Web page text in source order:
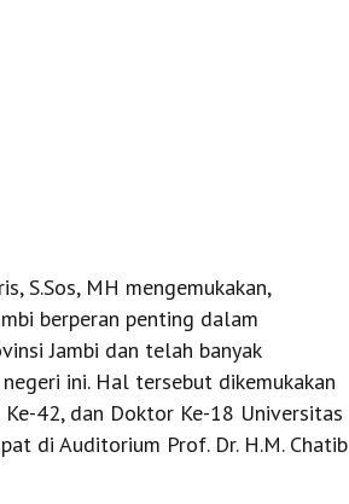
S.Sos, MH mengemukakan,
berperan penting dalam
Jambi dan telah banyak
ini. Hal tersebut dikemukakan
42, dan Doktor Ke-18 Universitas
di Auditorium Prof. Dr. H.M. Chatib